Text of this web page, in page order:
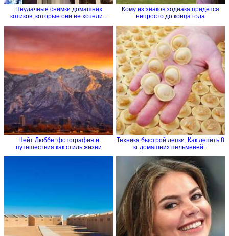
Неудачные снимки домашних
котиков, которые они не хотели...
Кому из знаков зодиака придётся
непросто до конца года
Нейт Люббе: фотография и
путешествия как стиль жизни
Техника быстрой лепки. Как лепить 8
кг домашних пельменей...